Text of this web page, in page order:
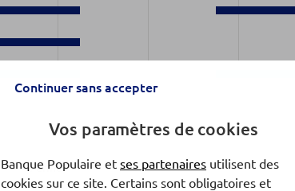
Fermé
Continuer sans accepter
Vos paramètres de cookies
Banque Populaire et ses partenaires utilisent des
cookies sur ce site. Certains sont obligatoires et